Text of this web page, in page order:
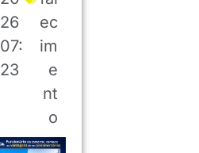
26
07:
23
ec
im
e
nt
o